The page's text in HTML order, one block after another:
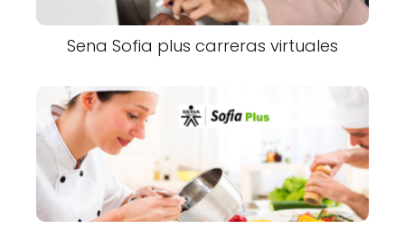
Sena Sofia plus carreras virtuales